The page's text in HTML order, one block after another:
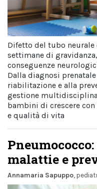
Difetto del tubo
settimane di
conseguenze
Dalla diagnosi
riabilitazione e alla
gestione
bambini di crescere
e qualità di vita
malattie e
Annamaria Sapuppo,